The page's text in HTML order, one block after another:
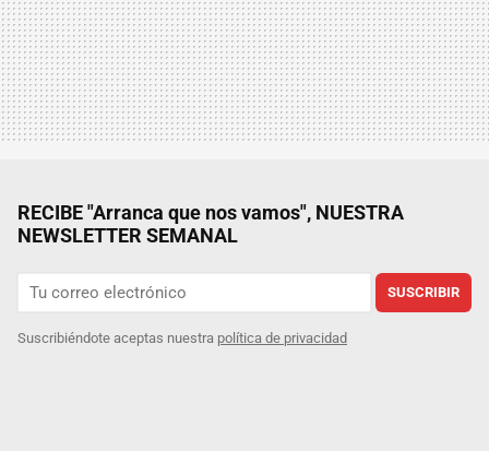
RECIBE "Arranca que nos vamos", NUESTRA
NEWSLETTER SEMANAL
SUSCRIBIR
Suscribiéndote aceptas nuestra política de privacidad